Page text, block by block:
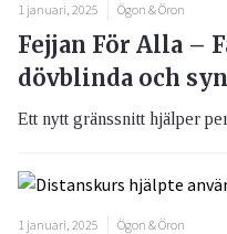
1 januari, 2025 Ögon & Öron
Fejjan För Alla –
dövblinda och
Ett nytt gränssnitt hjälper
1 januari, 2025 Ögon & Öron